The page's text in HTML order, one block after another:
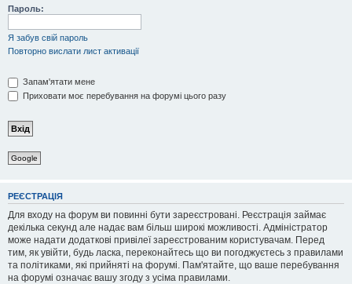
Пароль:
Я забув свій пароль
Повторно вислати лист активації
Запам'ятати мене
Приховати моє перебування на форумі цього разу
Google
РЕЄСТРАЦІЯ
Для входу на форум ви повинні бути зареєстровані. Реєстрація займає
декілька секунд але надає вам більш широкі можливості. Адміністратор
може надати додаткові привілеї зареєстрованим користувачам. Перед
тим, як увійти, будь ласка, переконайтесь що ви погоджуєтесь з правилами
та політиками, які прийняті на форумі. Пам'ятайте, що ваше перебування
на форумі означає вашу згоду з усіма правилами.